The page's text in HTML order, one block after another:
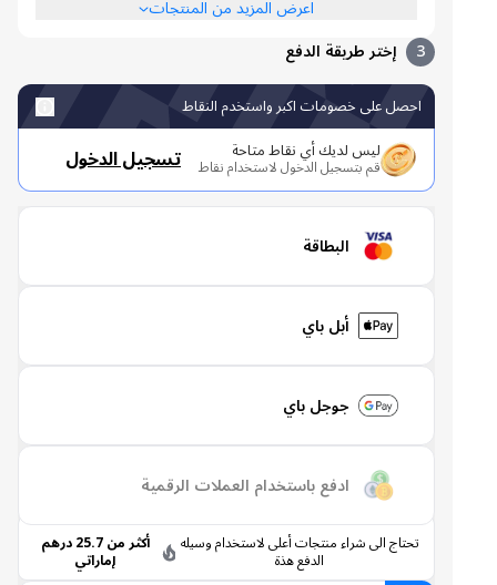
اعرض المزيد من المنتجات
إختر طريقة الدفع
احصل على خصومات اكبر واستخدم النقاط
ليس لديك أي نقاط متاحة
قم بتسجيل الدخول لاستخدام نقاط تسجيل الدخول
البطاقة
أبل باي
جوجل باي
ادفع باستخدام العملات الرقمية
تحتاج الى شراء منتجات أعلى لاستخدام وسيله
الدفع هذة
أكثر من 25.7 درهم